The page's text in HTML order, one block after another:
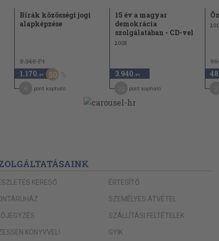
intézményi
Bírák közösségi jogi
alapképzése
2.340 Ft
1.170 ,-Ft 50
pont kapható
15 év a magyar
demokrácia
szolgálatában - CD-vel
2005
3.940 ,-Ft
pont kapható
KERESŐ
KÖNYVVEL!
ÉRTESÍTŐ
SZEMÉLYES ÁTVÉTEL
SZÁLLÍTÁSI FELTÉTELEK
GYIK